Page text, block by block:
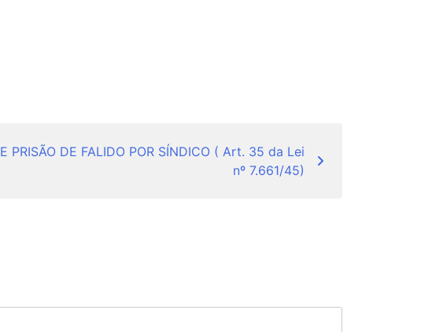
PRISÃO DE FALIDO POR SÍNDICO ( Art. 35 da Lei
nº 7.661/45)